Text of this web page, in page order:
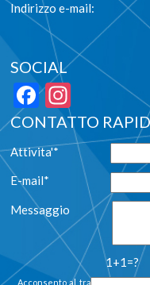
Indirizzo e-mail:
SOCIAL
Facebook
CONTATTO
Attivita'*
E-mail*
Messaggio
1+1=?
Acconsento al trattamento dei